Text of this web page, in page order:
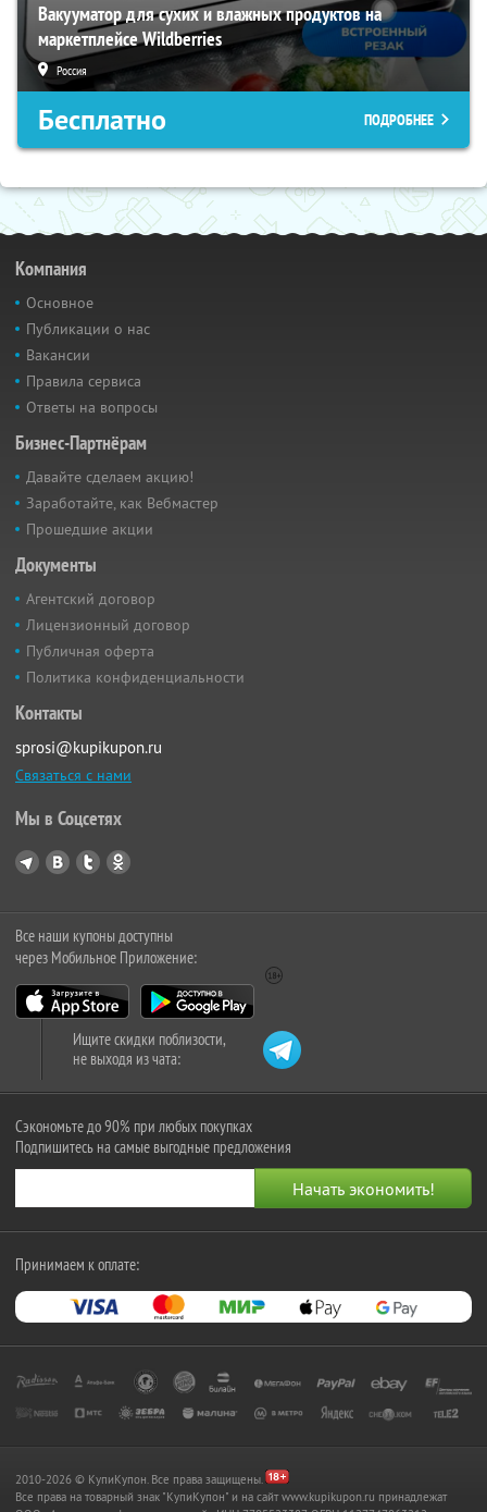
Вакууматор для сухих и влажных продуктов на
маркетплейсе Wildberries
Россия
Бесплатно ПОДРОБНЕЕ
Компания
Основное
Публикации о нас
Вакансии
Правила сервиса
Ответы на вопросы
Бизнес-Партнёрам
Давайте сделаем акцию!
Заработайте, как Вебмастер
Прошедшие акции
Документы
Агентский договор
Лицензионный договор
Публичная оферта
Политика конфиденциальности
Контакты
sprosi@kupikupon.ru
Связаться с нами
Мы в Соцсетях
Все наши купоны доступны
через Мобильное Приложение:
Ищите скидки поблизости,
не выходя из чата:
Сэкономьте до 90% при любых покупках
Подпишитесь на самые выгодные предложения
Принимаем к оплате:
2010-2026 © КупиКупон. Все права защищены.
Все права на товарный знак "КупиКупон" и на сайт www.kupikupon.ru принадлежат